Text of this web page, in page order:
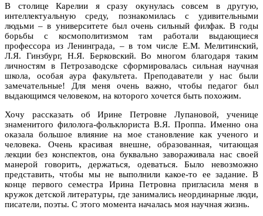
В столице Карелии я сразу окунулась совсем в другую,
интеллектуальную среду, познакомилась с удивительными
людьми – в университете был очень сильный филфак. В годы
борьбы с космополитизмом там работали выдающиеся
профессора из Ленинграда, – в том числе Е.М. Мелитинский,
Л.Я. Гинзбург, Н.Я. Берковский. Во многом благодаря таким
личностям в Петрозаводске сформировалась сильная научная
школа, особая аура факультета. Преподаватели у нас были
замечательные! Для меня очень важно, чтобы педагог был
выдающимся человеком, на которого хочется быть похожим.
Хочу рассказать об Ирине Петровне Лупановой, ученице
знаменитого филолога-фольклориста В.Я. Проппа. Именно она
оказала большое влияние на мое становление как ученого и
человека. Очень красивая внешне, образованная, читающая
лекции без конспектов, она буквально завораживала нас своей
манерой говорить, держаться, одеваться. Было невозможно
представить, чтобы мы не выполнили какое-то ее задание. В
конце первого семестра Ирина Петровна пригласила меня в
кружок детской литературы, где занимались неординарные люди,
писатели, поэты. С этого момента началась моя научная жизнь.